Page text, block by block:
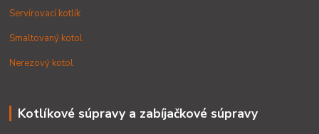
Servírovací kotlík
Smaltovaný kotol
Nerezový kotol
Kotlíkové súpravy a zabíjačkové súpravy